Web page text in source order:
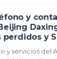
y
perdidos y
y servicios del